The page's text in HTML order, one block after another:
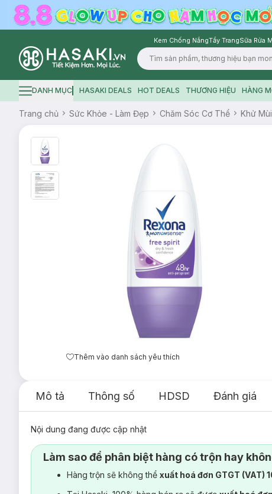
Kem Chống NắngTẩy TrangSữa Rửa
Logo
Hamburger icon
DANH MỤC HASAKI DEALS HOT DEALS THƯƠNG HIỆU HÀNG
Trang chủ Sức Khỏe - Làm Đẹp Chăm Sóc Cơ Thể Khử Mùi
Thêm vào danh sách yêu thích
Mô tả Thông số HDSD Đánh giá
Nội dung đang được cập nhật
Làm sao để phân biệt hàng có trộn hay
Hàng trộn sẽ không thể xuất hoá đơn GTGT (VAT)